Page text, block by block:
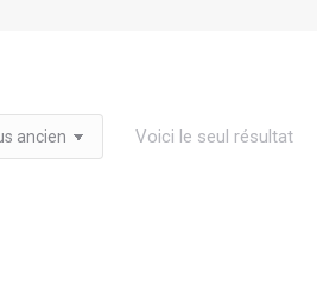
Voici le seul résultat